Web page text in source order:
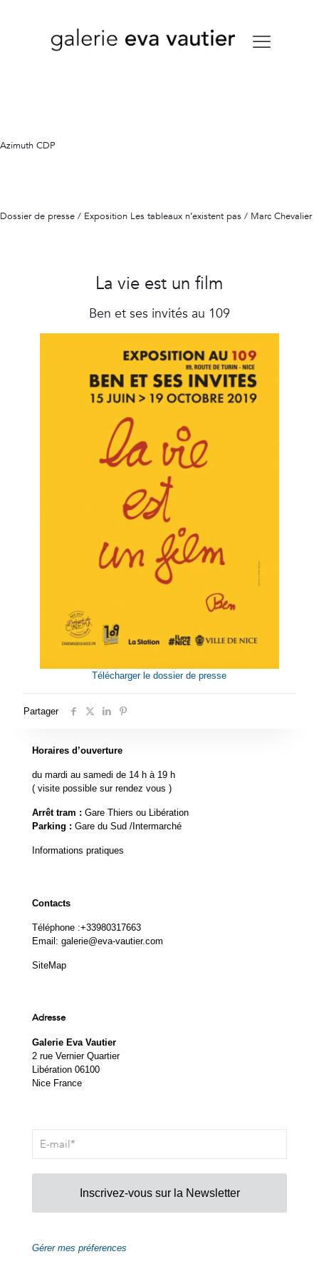
Azimuth CDP
Dossier de presse / Exposition Les tableaux n’existent pas / Marc Chevalier
La vie est un film
Ben et ses invités au 109
Télécharger le dossier de presse
Partager
Horaires d’ouverture
du mardi au samedi de 14 h à 19 h
( visite possible sur rendez vous )
Arrêt tram : Gare Thiers ou Libération
Parking : Gare du Sud /Intermarché
Informations pratiques
Contacts
Téléphone :+33980317663
Email: galerie@eva-vautier.com
SiteMap
Adresse
Galerie Eva Vautier
2 rue Vernier Quartier
Libération 06100
Nice France
Inscrivez-vous sur la Newsletter
Gérer mes préferences